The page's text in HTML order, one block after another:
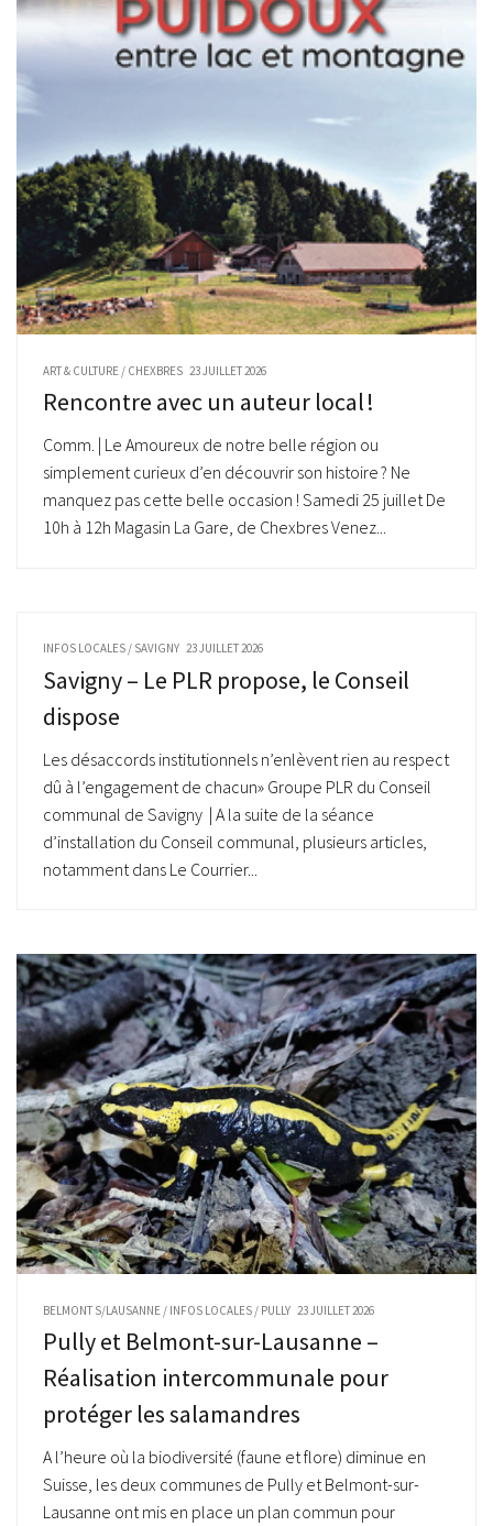
ART & CULTURE / CHEXBRES 23 JUILLET 2026
Rencontre avec un auteur local !
Comm. | Le Amoureux de notre belle région ou
simplement curieux d’en découvrir son histoire ? Ne
manquez pas cette belle occasion ! Samedi 25 juillet De
10h à 12h Magasin La Gare, de Chexbres Venez...
INFOS LOCALES / SAVIGNY 23 JUILLET 2026
Savigny – Le PLR propose, le Conseil
dispose
Les désaccords institutionnels n’enlèvent rien au respect
dû à l’engagement de chacun» Groupe PLR du Conseil
communal de Savigny | A la suite de la séance
d’installation du Conseil communal, plusieurs articles,
notamment dans Le Courrier...
BELMONT S/LAUSANNE / INFOS LOCALES / PULLY 23 JUILLET 2026
Pully et Belmont-sur-Lausanne –
Réalisation intercommunale pour
protéger les salamandres
A l’heure où la biodiversité (faune et flore) diminue en
Suisse, les deux communes de Pully et Belmont-sur-
Lausanne ont mis en place un plan commun pour